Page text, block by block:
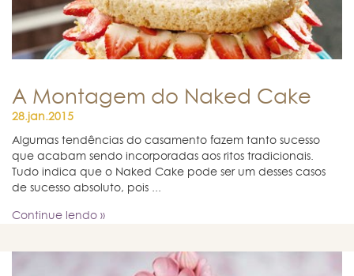
A Montagem do Naked Cake
28.jan.2015
Algumas tendências do casamento fazem tanto sucesso
que acabam sendo incorporadas aos ritos tradicionais.
Tudo indica que o Naked Cake pode ser um desses casos
de sucesso absoluto, pois ...
Continue lendo »